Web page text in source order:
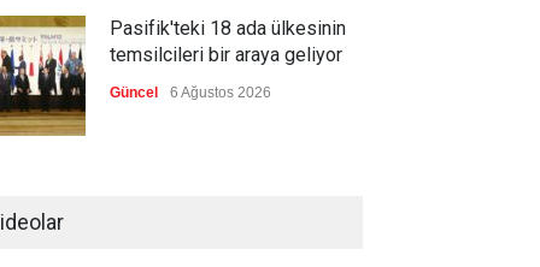
Pasifik'teki 18 ada ülkesinin
temsilcileri bir araya geliyor
Güncel 6 Ağustos 2026